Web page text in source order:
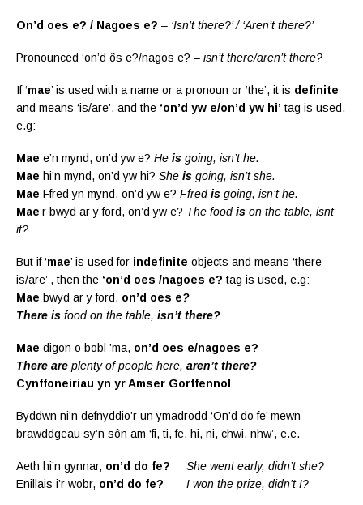
On’d oes e? / Nagoes e? – ‘Isn’t there?’ / ‘Aren’t there?’
Pronounced ‘on’d ôs e?/nagos e? – isn’t there/aren’t there?
If ‘mae’ is used with a name or a pronoun or ‘the’, it is definite
and means ‘is/are’, and the ‘on’d yw e/on’d yw hi’ tag is used,
e.g:
Mae e’n mynd, on’d yw e? He is going, isn’t he.
Mae hi’n mynd, on’d yw hi? She is going, isn’t she.
Mae Ffred yn mynd, on’d yw e? Ffred is going, isn’t he.
Mae’r bwyd ar y ford, on’d yw e? The food is on the table, isnt
it?
But if ‘mae’ is used for indefinite objects and means ‘there
is/are’ , then the ‘on’d oes /nagoes e? tag is used, e.g:
Mae bwyd ar y ford, on’d oes e?
There is food on the table, isn’t there?
Mae digon o bobl ’ma, on’d oes e/nagoes e?
There are plenty of people here, aren’t there?
Cynffoneiriau yn yr Amser Gorffennol
Byddwn ni’n defnyddio’r un ymadrodd ‘On’d do fe’ mewn
brawddgeau sy’n sôn am ‘fi, ti, fe, hi, ni, chwi, nhw’, e.e.
Aeth hi’n gynnar, on’d do fe?
She went early, didn’t she?
Enillais i’r wobr, on’d do fe? I won the prize, didn’t I?